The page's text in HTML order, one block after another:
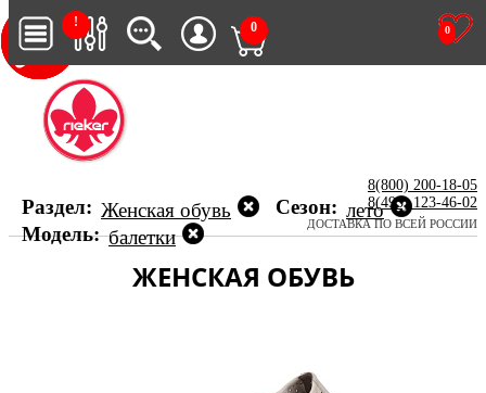
!
0
0
8(800) 200-18-05
8(495) 123-46-02
ДОСТАВКА ПО ВСЕЙ РОССИИ
Раздел: Женская обувь Сезон: лето
Модель: балетки
ЖЕНСКАЯ ОБУВЬ